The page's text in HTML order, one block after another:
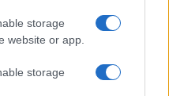
storage
website or app.
storage